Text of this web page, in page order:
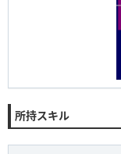
所持スキル